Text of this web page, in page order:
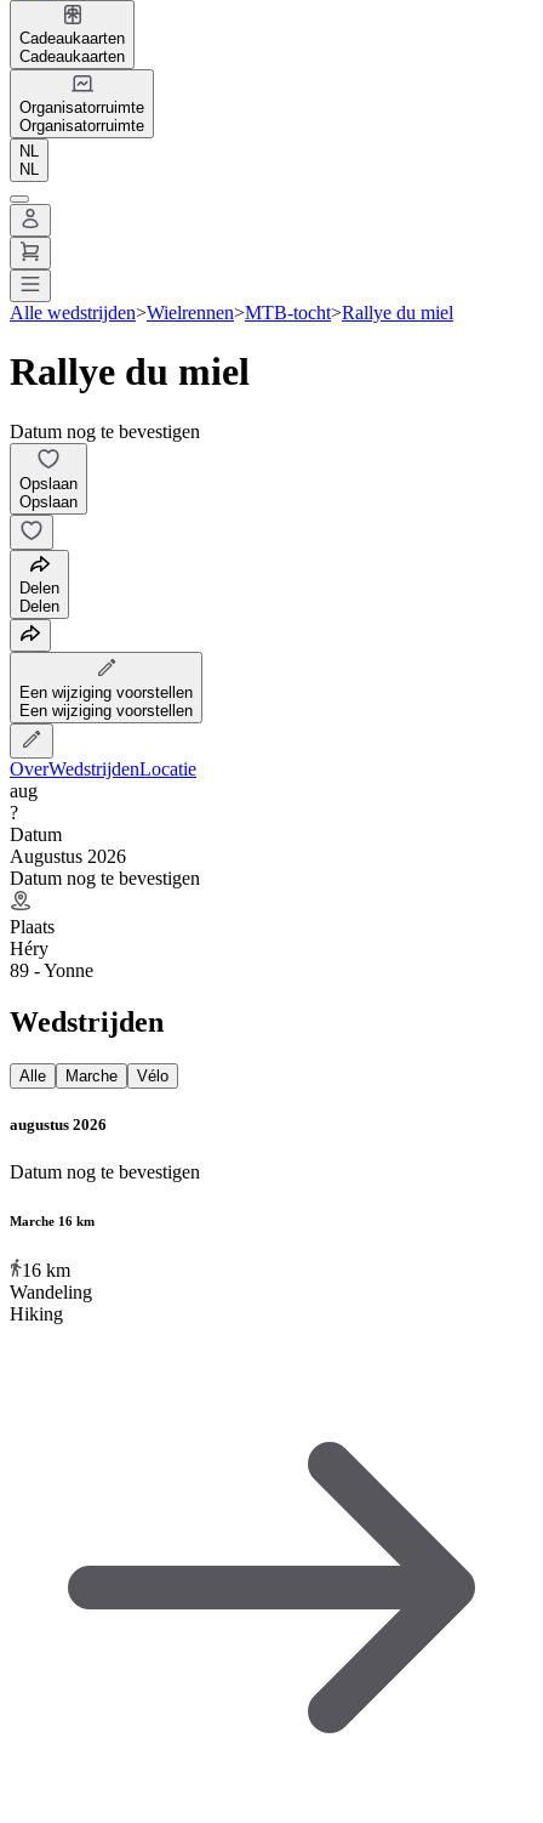
Cadeaukaarten
Cadeaukaarten
Organisatorruimte
Organisatorruimte
NL
NL
Alle wedstrijden>Wielrennen>MTB-tocht>Rallye du miel
Rallye du miel
Datum nog te bevestigen
Opslaan
Opslaan
Delen
Delen
Een wijziging voorstellen
Een wijziging voorstellen
OverWedstrijdenLocatie
aug
?
Datum
Augustus 2026
Datum nog te bevestigen
Plaats
Héry
89 - Yonne
Wedstrijden
Alle Marche Vélo
augustus 2026
Datum nog te bevestigen
Marche 16 km
16 km
Wandeling
Hiking